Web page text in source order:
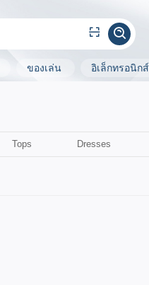
ของเล่น อิเล็กทรอนิกส์
Tops Dresses